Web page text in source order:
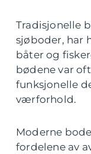
Tradisjonelle
sjøboder, har
båter og
bødene var
funksjonelle
værforhold.
Moderne
fordelene av